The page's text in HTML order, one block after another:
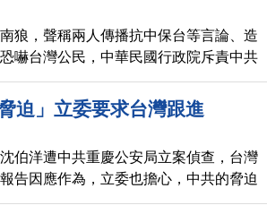
狼，聲稱兩人傳播抗中保台等言論、造
嚇台灣公民，中華民國行政院斥責中共
有決心保障每一位國人安全，也將與國
法。
迫」立委要求台灣跟進
伯洋遭中共重慶公安局立案偵查，台灣
告因應作為，立委也擔心，中共的脅迫
一般民眾。